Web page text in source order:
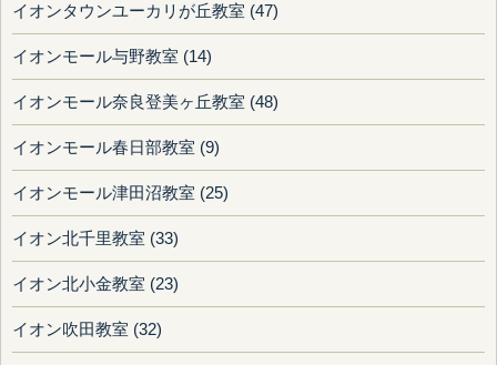
イオンタウンユーカリが丘教室 (47)
イオンモール与野教室 (14)
イオンモール奈良登美ヶ丘教室 (48)
イオンモール春日部教室 (9)
イオンモール津田沼教室 (25)
イオン北千里教室 (33)
イオン北小金教室 (23)
イオン吹田教室 (32)